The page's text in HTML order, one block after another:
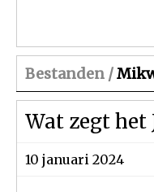
Bestanden /
Wat zegt
10 januari 2024